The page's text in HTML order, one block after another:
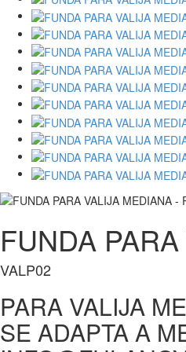
FUNDA
VALP02
PARA VALIJA
SE ADAPTA A